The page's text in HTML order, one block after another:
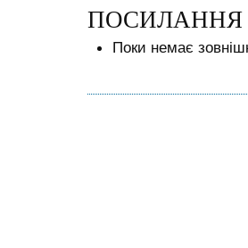
ПОСИЛАННЯ
Поки немає